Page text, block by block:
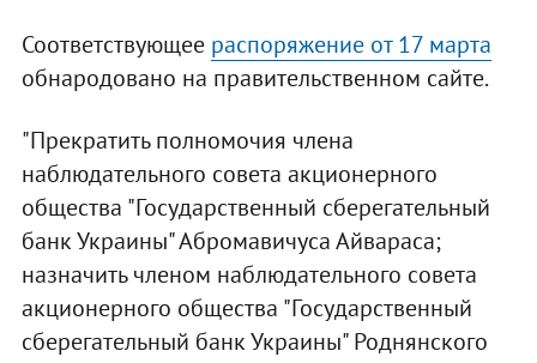
Соответствующее распоряжение от 17 марта
обнародовано на правительственном сайте.
"Прекратить полномочия члена
наблюдательного совета акционерного
общества "Государственный сберегательный
банк Украины" Абромавичуса Айвараса;
назначить членом наблюдательного совета
акционерного общества "Государственный
сберегательный банк Украины" Роднянского